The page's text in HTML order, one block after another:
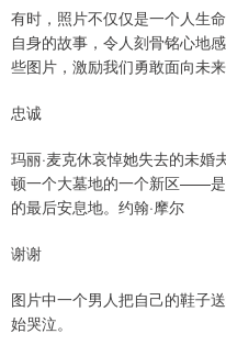
有时，照片不仅仅是一个人生
自身的故事，令人刻骨铭心地
些图片，激励我们勇敢面向未来
忠诚
玛丽·麦克休哀悼她失去的未
顿一个大墓地的一个新区——
的最后安息地。约翰·摩尔
谢谢
图片中一个男人把自己的鞋子
始哭泣。